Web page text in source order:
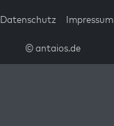
Datenschutz Impressum
© antaios.de